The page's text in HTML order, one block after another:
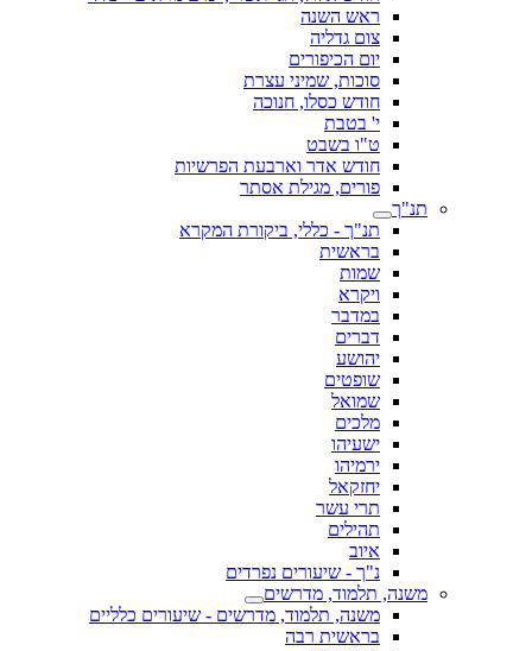
ראש השנה
צום גדליה
יום הכיפורים
סוכות, שמיני עצרת
חודש כסלו, חנוכה
י' בטבת
ט"ו בשבט
חודש אדר וארבעת הפרשיות
פורים, מגילת אסתר
תנ"ך
תנ"ך - כללי, ביקורת המקרא
בראשית
שמות
ויקרא
במדבר
דברים
יהושע
שופטים
שמואל
מלכים
ישעיהו
ירמיהו
יחזקאל
תרי עשר
תהילים
איוב
נ"ך - שיעורים נפרדים
משנה, תלמוד, מדרשים
משנה, תלמוד, מדרשים - שיעורים כלליים
בראשית רבה